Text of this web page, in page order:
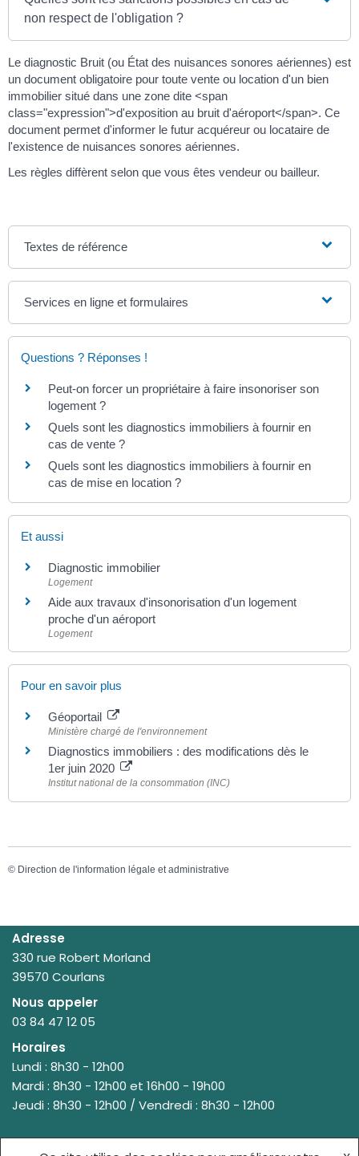
non respect de l'obligation ?
Le diagnostic Bruit (ou État des nuisances sonores aériennes) est
un document obligatoire pour toute vente ou location d'un bien
immobilier situé dans une zone dite <span
class="expression">d'exposition au bruit d'aéroport</span>. Ce
document permet d'informer le futur acquéreur ou locataire de
l'existence de nuisances sonores aériennes.
Les règles diffèrent selon que vous êtes vendeur ou bailleur.
Textes de référence
Services en ligne et formulaires
Questions ? Réponses !
Peut-on forcer un propriétaire à faire insonoriser son
logement ?
Quels sont les diagnostics immobiliers à fournir en
cas de vente ?
Quels sont les diagnostics immobiliers à fournir en
cas de mise en location ?
Et aussi
Diagnostic immobilier
Logement
Aide aux travaux d'insonorisation d'un logement
proche d'un aéroport
Logement
Pour en savoir plus
Géoportail
Ministère chargé de l'environnement
Diagnostics immobiliers : des modifications dès le
1er juin 2020
Institut national de la consommation (INC)
© Direction de l'information légale et administrative
Adresse
330 rue Robert Morland
39570 Courlans
Nous appeler
03 84 47 12 05
Horaires
Lundi : 8h30 - 12h00
Mardi : 8h30 - 12h00 et 16h00 - 19h00
Jeudi : 8h30 - 12h00 / Vendredi : 8h30 - 12h00